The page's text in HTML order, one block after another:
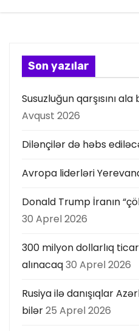
Son yazılar
Susuzluğun qarşısını
Avqust 2026
Dilənçilər də həbs
Avropa liderləri
Donald Trump İranın
30 Aprel 2026
300 milyon dollarlıq
alınacaq30 Aprel 2026
Rusiya ilə danışıqlar
bilər25 Aprel 2026